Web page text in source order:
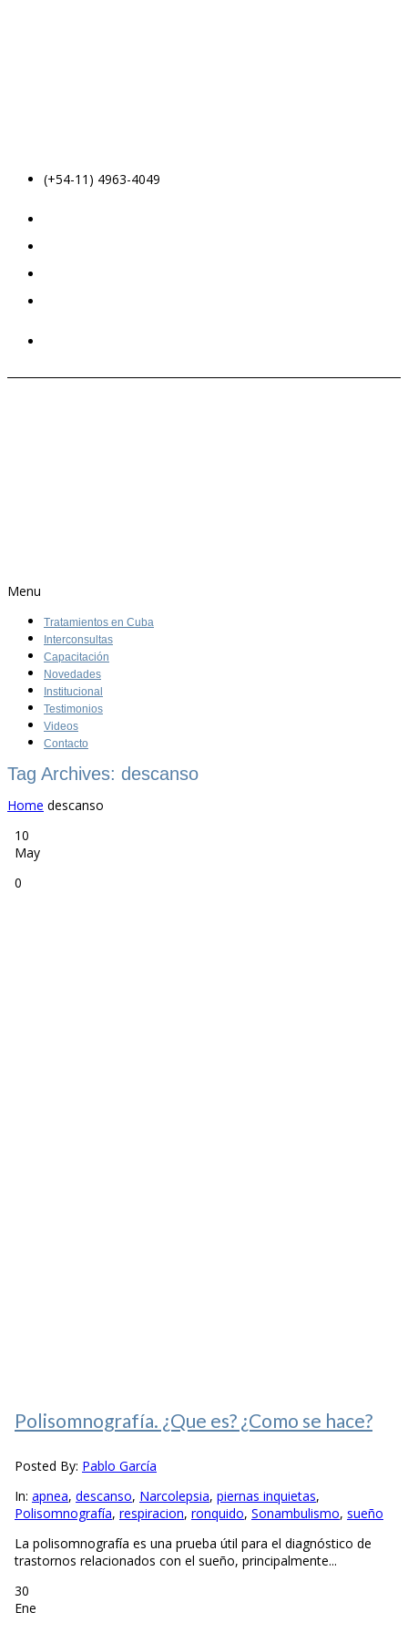
(+54-11) 4963-4049
Menu
Tratamientos en Cuba
Interconsultas
Capacitación
Novedades
Institucional
Testimonios
Videos
Contacto
Tag Archives: descanso
Home descanso
10
May
0
Polisomnografía. ¿Que es? ¿Como se hace?
Posted By: Pablo García
In: apnea, descanso, Narcolepsia, piernas inquietas,
Polisomnografía, respiracion, ronquido, Sonambulismo, sueño
La polisomnografía es una prueba útil para el diagnóstico de
trastornos relacionados con el sueño, principalmente...
30
Ene